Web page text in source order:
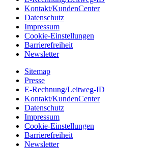
Kontakt/KundenCenter
Datenschutz
Impressum
Cookie-Einstellungen
Barrierefreiheit
Newsletter
Sitemap
Presse
E-Rechnung/Leitweg-ID
Kontakt/KundenCenter
Datenschutz
Impressum
Cookie-Einstellungen
Barrierefreiheit
Newsletter